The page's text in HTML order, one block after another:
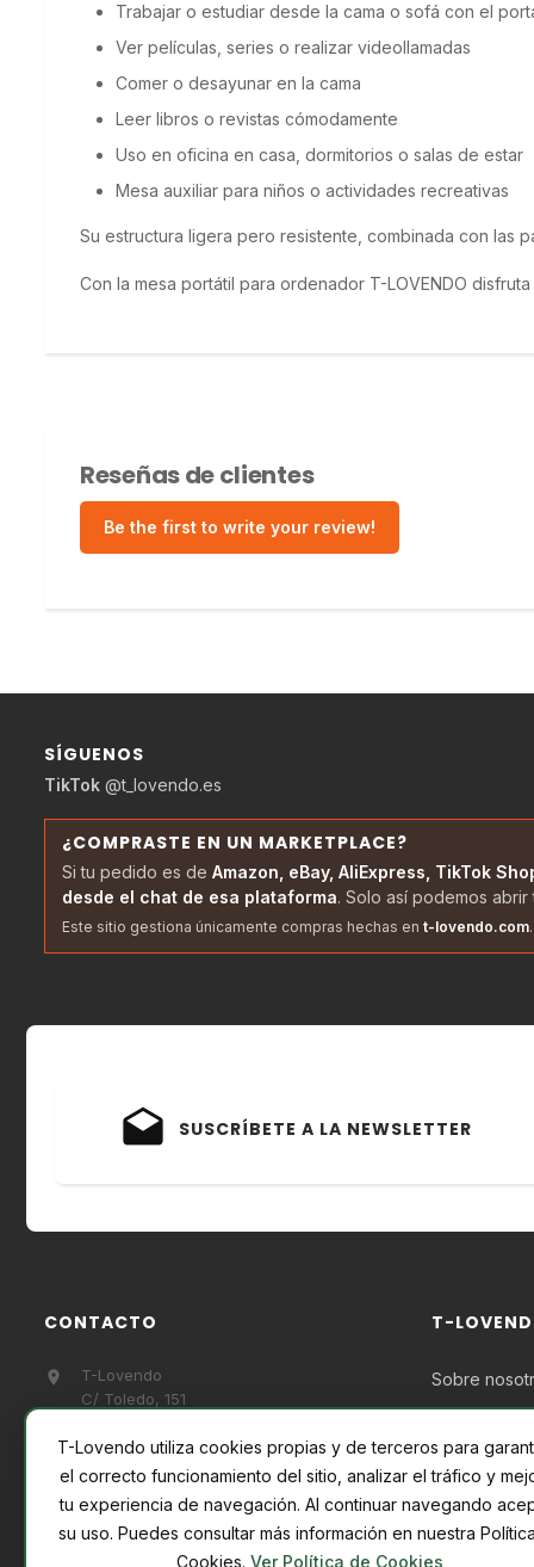
Trabajar o estudiar desde la cama o sofá con el
Ver películas, series o realizar videollamadas
Comer o desayunar en la cama
Leer libros o revistas cómodamente
Uso en oficina en casa, dormitorios o salas de estar
Mesa auxiliar para niños o actividades recreativas
Su estructura ligera pero resistente, combinada con las
Con la mesa portátil para ordenador T-LOVENDO
Reseñas de clientes
Be the first to write your review!
SÍGUENOS
TikTok @t_lovendo.es
¿COMPRASTE EN UN MARKETPLACE?
Si tu pedido es de Amazon, eBay, AliExpress, TikTok
desde el chat de esa plataforma. Solo así podemos
Este sitio gestiona únicamente compras hechas en t-lovendo.com.
drafts SUSCRÍBETE A LA NEWSLETTER
CONTACTO

T-Lovendo
C/ Toledo, 151
Toledo
España
 info@t-lovendo.com
T-
Sobre
T-Lovendo utiliza cookies propias y de terceros para
el correcto funcionamiento del sitio, analizar el tráfico y
tu experiencia de navegación. Al continuar navegando
su uso. Puedes consultar más información en nuestra
Cookies. Ver Política de Cookies